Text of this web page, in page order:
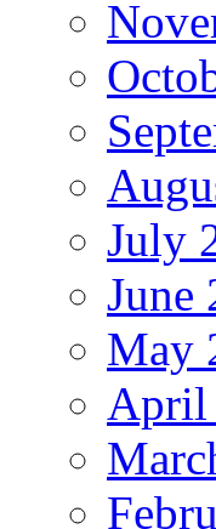
July
June
May
April